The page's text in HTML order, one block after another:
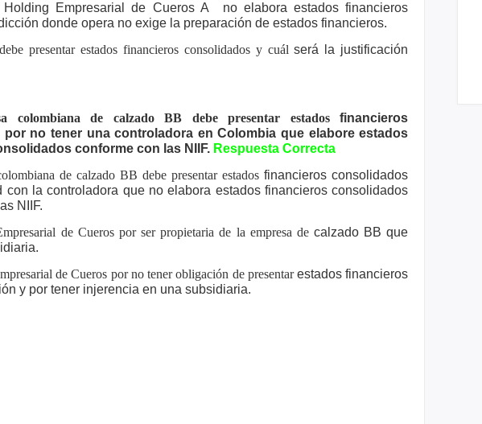
Empresarial de Cueros A no elabora estados financieros
donde opera no exige la preparación de estados financieros.
presentar estados financieros consolidados y cuálserá la justificación
colombiana de calzado BB debe presentar estadosfinancieros
no tener una controladora en Colombia que elabore estados
conforme con las NIIF. Respuesta Correcta
de calzado BB debe presentar estadosfinancieros consolidados
con la controladora que noelabora estados financieros consolidados
NIIF.
de Cueros por ser propietaria de la empresa decalzado BB que
de Cueros por no tener obligación de presentarestados financieros
y por tener injerencia en una subsidiaria.